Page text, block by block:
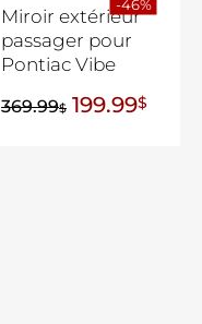
Miroir extérieur
passager pour
Pontiac Vibe
369.99$ 199.99$
-46%